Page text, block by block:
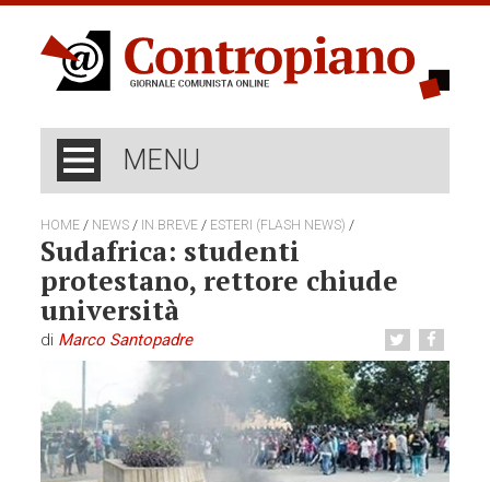
MENU
HOME / NEWS / IN BREVE / ESTERI (FLASH NEWS) /
Sudafrica: studenti
protestano, rettore chiude
università
di Marco Santopadre